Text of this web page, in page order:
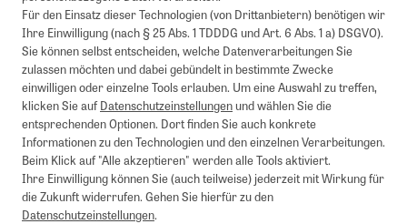
Für den Einsatz dieser Technologien (von Drittanbietern) benötigen wir
Ihre Einwilligung (nach § 25 Abs. 1 TDDDG und Art. 6 Abs. 1 a) DSGVO).
Sie können selbst entscheiden, welche Datenverarbeitungen Sie
zulassen möchten und dabei gebündelt in bestimmte Zwecke
einwilligen oder einzelne Tools erlauben. Um eine Auswahl zu treffen,
klicken Sie aufDatenschutzeinstellungenund wählen Sie die
entsprechenden Optionen. Dort finden Sie auch konkrete
Informationen zu den Technologien und den einzelnen Verarbeitungen.
Beim Klick auf "Alle akzeptieren" werden alle Tools aktiviert.
Ihre Einwilligung können Sie (auch teilweise) jederzeit mit Wirkung für
die Zukunft widerrufen. Gehen Sie hierfür zu den
Datenschutzeinstellungen.